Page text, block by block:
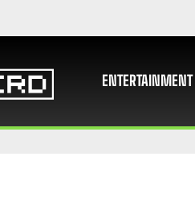
ENTERTAINMENT